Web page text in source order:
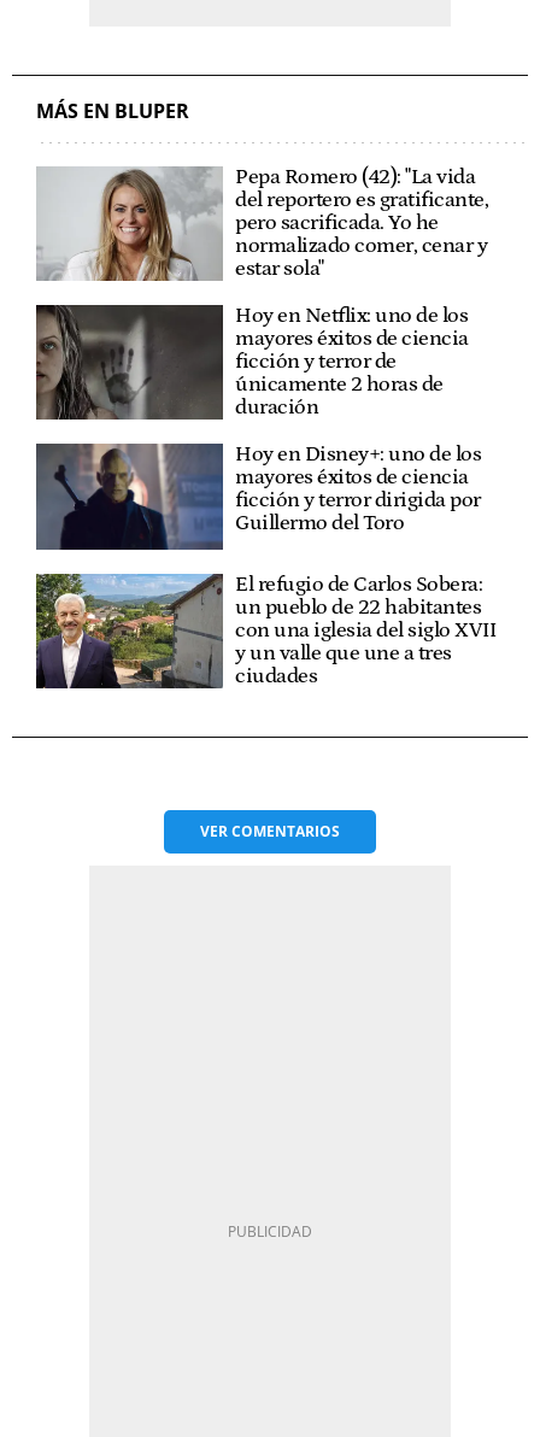
MÁS EN BLUPER
Pepa Romero (42): "La vida
del reportero es gratificante,
pero sacrificada. Yo he
normalizado comer, cenar y
estar sola"
Hoy en Netflix: uno de los
mayores éxitos de ciencia
ficción y terror de
únicamente 2 horas de
duración
Hoy en Disney+: uno de los
mayores éxitos de ciencia
ficción y terror dirigida por
Guillermo del Toro
El refugio de Carlos Sobera:
un pueblo de 22 habitantes
con una iglesia del siglo XVII
y un valle que une a tres
ciudades
VERCOMENTARIOS